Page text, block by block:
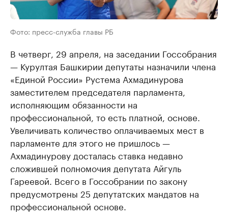
Фото: пресс-служба главы РБ
В четверг, 29 апреля, на заседании Госсобрания
— Курултая Башкирии депутаты назначили члена
«Единой России» Рустема Ахмадинурова
заместителем председателя парламента,
исполняющим обязанности на
профессиональной, то есть платной, основе.
Увеличивать количество оплачиваемых мест в
парламенте для этого не пришлось —
Ахмадинурову досталась ставка недавно
сложившей полномочия депутата Айгуль
Гареевой. Всего в Госсобрании по закону
предусмотрены 25 депутатских мандатов на
профессиональной основе.